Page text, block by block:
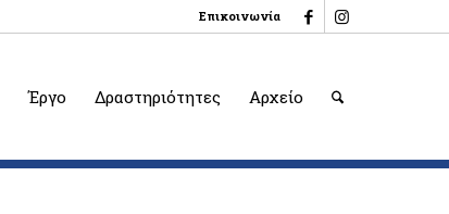
Επικοινωνία
Έργο Δραστηριότητες Αρχείο